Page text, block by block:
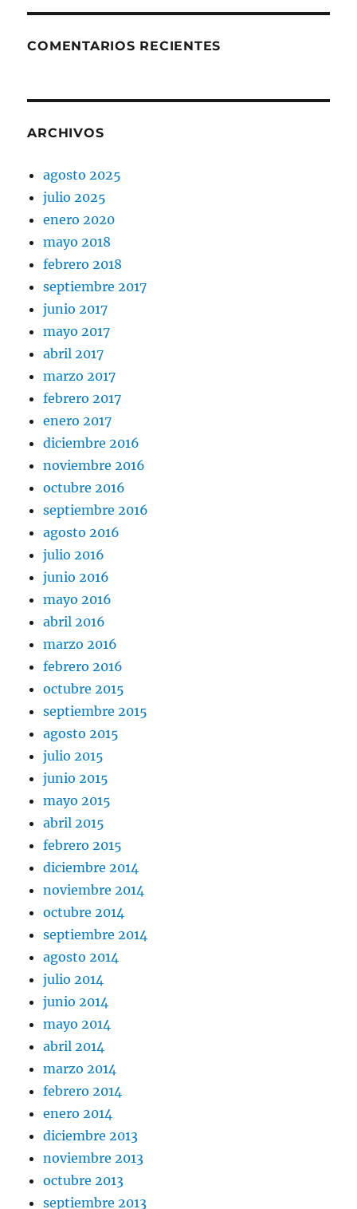
COMENTARIOS RECIENTES
ARCHIVOS
agosto 2025
julio 2025
enero 2020
mayo 2018
febrero 2018
septiembre 2017
junio 2017
mayo 2017
abril 2017
marzo 2017
febrero 2017
enero 2017
diciembre 2016
noviembre 2016
octubre 2016
septiembre 2016
agosto 2016
julio 2016
junio 2016
mayo 2016
abril 2016
marzo 2016
febrero 2016
octubre 2015
septiembre 2015
agosto 2015
julio 2015
junio 2015
mayo 2015
abril 2015
febrero 2015
diciembre 2014
noviembre 2014
octubre 2014
septiembre 2014
agosto 2014
julio 2014
junio 2014
mayo 2014
abril 2014
marzo 2014
febrero 2014
enero 2014
diciembre 2013
noviembre 2013
octubre 2013
septiembre 2013